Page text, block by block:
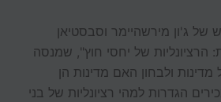
ג'ון מירשהיימר וסבסטיאן
הרציונליות של יחסי חוץ", שמנסה
ולבחון האם מדינות הן
הגדרות למהי רציונליות של בני